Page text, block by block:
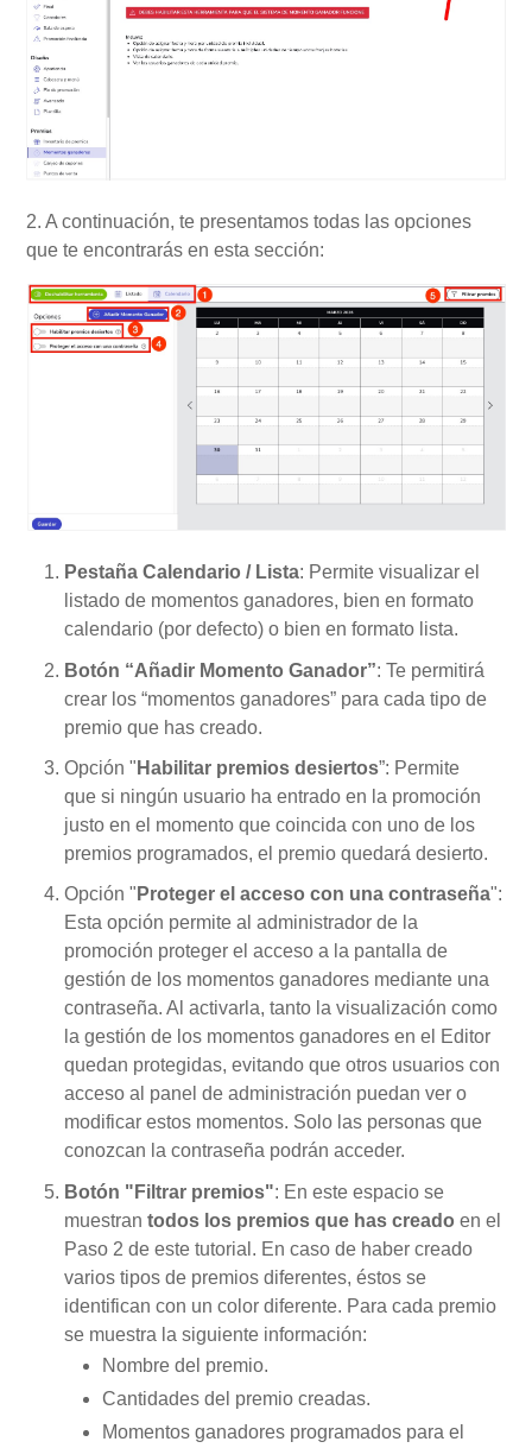
2. A continuación, te presentamos todas las opciones
que te encontrarás en esta sección:
Pestaña Calendario / Lista: Permite visualizar el
listado de momentos ganadores, bien en formato
calendario (por defecto) o bien en formato lista.
Botón “Añadir Momento Ganador”: Te permitirá
crear los “momentos ganadores” para cada tipo de
premio que has creado.
Opción " Habilitar premios desiertos”: Permite
que si ningún usuario ha entrado en la promoción
justo en el momento que coincida con uno de los
premios programados, el premio quedará desierto.
Opción " Proteger el acceso con una contraseña":
Esta opción permite al administrador de la
promoción proteger el acceso a la pantalla de
gestión de los momentos ganadores mediante una
contraseña. Al activarla, tanto la visualización como
la gestión de los momentos ganadores en el Editor
quedan protegidas, evitando que otros usuarios con
acceso al panel de administración puedan ver o
modificar estos momentos. Solo las personas que
conozcan la contraseña podrán acceder.
Botón "Filtrar premios": En este espacio se
muestrantodos los premios que has creado en el
Paso 2 de este tutorial. En caso de haber creado
varios tipos de premios diferentes, éstos se
identifican con un color diferente. Para cada premio
se muestra la siguiente información:
Nombre del premio.
Cantidades del premio creadas.
Momentos ganadores programados para el